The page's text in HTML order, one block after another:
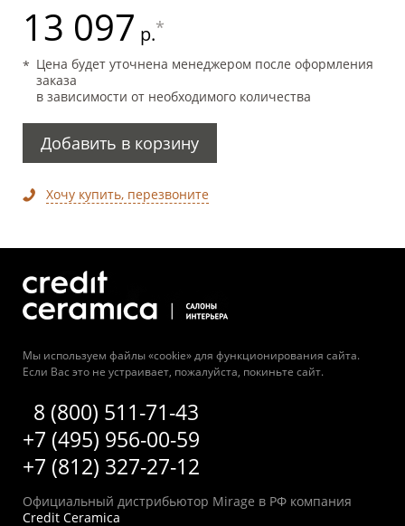
13 097 р.*
Цена будет уточнена менеджером после оформления
заказа
в зависимости от необходимого количества
Добавить в корзину
Хочу купить, перезвоните
Мы используем файлы «cookie» для функционирования сайта.
Если Вас это не устраивает, пожалуйста, покиньте сайт.
8 (800) 511-71-43
+7 (495) 956-00-59
+7 (812) 327-27-12
Официальный дистрибьютор Mirage в РФ компания
Credit Ceramica